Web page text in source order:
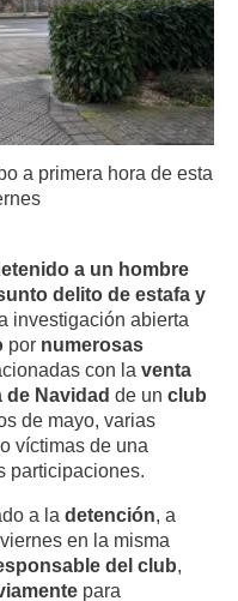
a primera hora de esta
a un hombre
delito de estafa y
investigación abierta
por numerosas
con la venta
de Navidad de un club
de mayo, varias
víctimas de una
participaciones.
a la detención, a
en la misma
del club,
para